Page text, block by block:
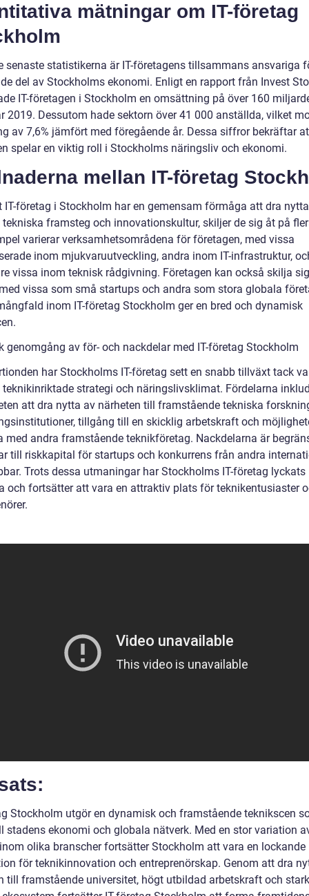
mätningar om IT-företag
senaste statistikerna är IT-företagens tillsammans ansvariga
del av Stockholms ekonomi. Enligt en rapport från Invest
IT-företagen i Stockholm en omsättning på över 160
2019. Dessutom hade sektorn över 41 000 anställda, vilket
av 7,6% jämfört med föregående år. Dessa siffror bekräftar
spelar en viktig roll i Stockholms näringsliv och ekonomi.
mellan IT-företag
IT-företag i Stockholm har en gemensam förmåga att dra
tekniska framsteg och innovationskultur, skiljer de sig åt på
varierar verksamhetsområdena för företagen, med vissa
inom mjukvaruutveckling, andra inom IT-infrastruktur,
vissa inom teknisk rådgivning. Företagen kan också skilja
vissa som små startups och andra som stora globala
inom IT-företag Stockholm ger en bred och dynamisk
genomgång av för- och nackdelar med IT-företag Stockholm
har Stockholms IT-företag sett en snabb tillväxt tack
teknikinriktade strategi och näringslivsklimat. Fördelarna
att dra nytta av närheten till framstående tekniska
tillgång till en skicklig arbetskraft och
med andra framstående teknikföretag. Nackdelarna är
till riskkapital för startups och konkurrens från andra
Trots dessa utmaningar har Stockholms IT-företag lyckats
och fortsätter att vara en attraktiv plats för teknikentusiaster
Stockholm utgör en dynamisk och framstående teknikscen
stadens ekonomi och globala nätverk. Med en stor variation
olika branscher fortsätter Stockholm att vara en lockande
för teknikinnovation och entreprenörskap. Genom att dra
till framstående universitet, högt utbildad arbetskraft och